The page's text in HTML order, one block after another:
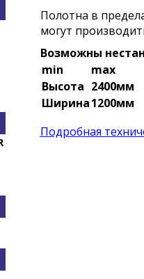
Полотна в
могут
Возможны
min
max
Высота 2400мм
Ширина1200мм
Подробная